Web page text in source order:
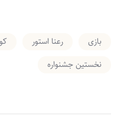
بازی رعنا استور
نخستین جشنواره